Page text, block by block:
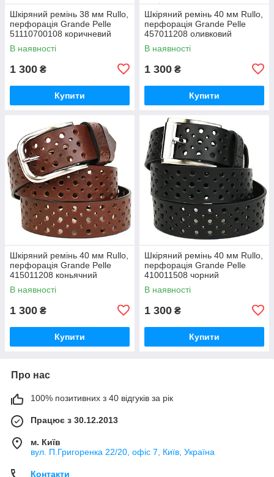
Шкіряний ремінь 38 мм Rullo,
перфорація Grande Pelle
51110700108 коричневий
В наявності
1 300 ₴
Купити
Шкіряний ремінь 40 мм Rullo,
перфорація Grande Pelle
457011208 оливковий
В наявності
1 300 ₴
Купити
Шкіряний ремінь 40 мм Rullo,
перфорація Grande Pelle
415011208 коньячний
В наявності
1 300 ₴
Купити
Шкіряний ремінь 40 мм Rullo,
перфорація Grande Pelle
410011508 чорний
В наявності
1 300 ₴
Купити
Про нас
100% позитивних з 40 відгуків за рік
Працює з 30.12.2013
м. Київ
вул. П.Григоренка 22/20, офіс 7, Київ, Україна
Контакти